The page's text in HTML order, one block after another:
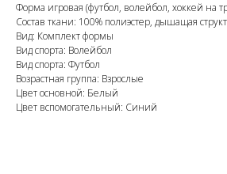
Форма игровая (футбол, волейбол, хоккей на
Состав ткани: 100% полиэстер, дышащая
Вид: Комплект формы
Вид спорта: Волейбол
Вид спорта: Футбол
Возрастная группа: Взрослые
Цвет основной: Белый
Цвет вспомогательный: Синий